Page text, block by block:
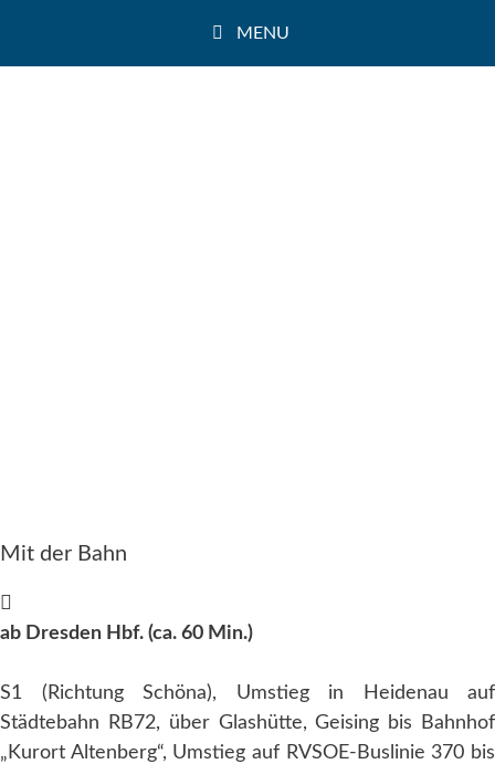
MENU
Mit der Bahn
ab Dresden Hbf. (ca. 60 Min.)
S1 (Richtung Schöna), Umstieg in Heidenau auf
Städtebahn RB72, über Glashütte, Geising bis Bahnhof
„Kurort Altenberg“, Umstieg auf RVSOE-Buslinie 370 bis